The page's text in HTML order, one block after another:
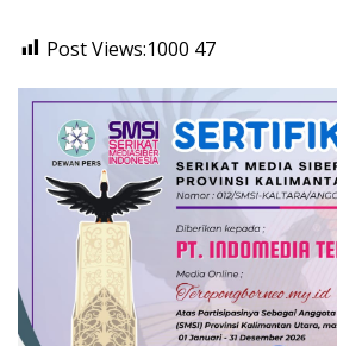
Post Views:1000 47